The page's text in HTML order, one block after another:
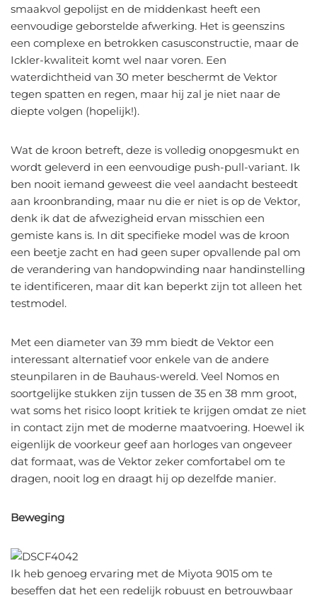
smaakvol gepolijst en de middenkast heeft een
eenvoudige geborstelde afwerking. Het is geenszins
een complexe en betrokken casusconstructie, maar de
Ickler-kwaliteit komt wel naar voren. Een
waterdichtheid van 30 meter beschermt de Vektor
tegen spatten en regen, maar hij zal je niet naar de
diepte volgen (hopelijk!).
Wat de kroon betreft, deze is volledig onopgesmukt en
wordt geleverd in een eenvoudige push-pull-variant. Ik
ben nooit iemand geweest die veel aandacht besteedt
aan kroonbranding, maar nu die er niet is op de Vektor,
denk ik dat de afwezigheid ervan misschien een
gemiste kans is. In dit specifieke model was de kroon
een beetje zacht en had geen super opvallende pal om
de verandering van handopwinding naar handinstelling
te identificeren, maar dit kan beperkt zijn tot alleen het
testmodel.
Met een diameter van 39 mm biedt de Vektor een
interessant alternatief voor enkele van de andere
steunpilaren in de Bauhaus-wereld. Veel Nomos en
soortgelijke stukken zijn tussen de 35 en 38 mm groot,
wat soms het risico loopt kritiek te krijgen omdat ze niet
in contact zijn met de moderne maatvoering. Hoewel ik
eigenlijk de voorkeur geef aan horloges van ongeveer
dat formaat, was de Vektor zeker comfortabel om te
dragen, nooit log en draagt ​​hij op dezelfde manier.
Beweging
Ik heb genoeg ervaring met de Miyota 9015 om te
beseffen dat het een redelijk robuust en betrouwbaar